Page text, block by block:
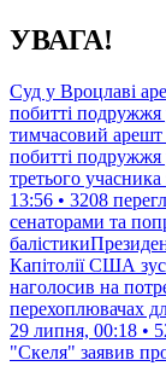
Перейти
до
УВАГА!
Суд у Вроцлаві
побитті подружжя
тимчасовий арешт
побитті подружжя
третього
13:56 • 3208
сенаторами та
Капітолії США
наголосив на
перехоплювачах
29 липня, 00:18 •
"Скеля" заявив